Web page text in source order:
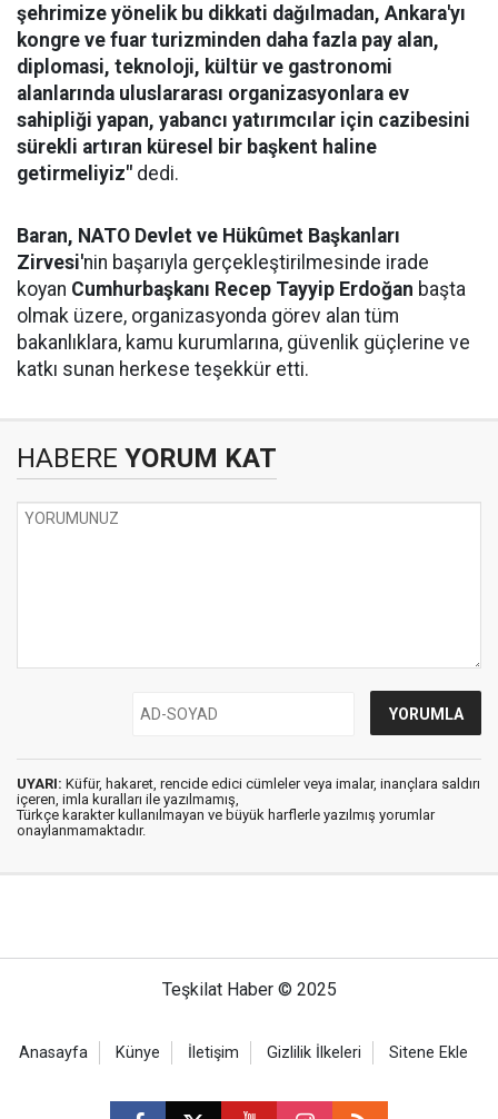
şehrimize yönelik bu dikkati dağılmadan, Ankara'yı
kongre ve fuar turizminden daha fazla pay alan,
diplomasi, teknoloji, kültür ve gastronomi
alanlarında uluslararası organizasyonlara ev
sahipliği yapan, yabancı yatırımcılar için cazibesini
sürekli artıran küresel bir başkent haline
getirmeliyiz" dedi.
Baran, NATO Devlet ve Hükûmet Başkanları
Zirvesi'nin başarıyla gerçekleştirilmesinde irade
koyan Cumhurbaşkanı Recep Tayyip Erdoğan başta
olmak üzere, organizasyonda görev alan tüm
bakanlıklara, kamu kurumlarına, güvenlik güçlerine ve
katkı sunan herkese teşekkür etti.
HABERE YORUM KAT
UYARI: Küfür, hakaret, rencide edici cümleler veya imalar, inançlara saldırı
içeren, imla kuralları ile yazılmamış,
Türkçe karakter kullanılmayan ve büyük harflerle yazılmış yorumlar
onaylanmamaktadır.
Teşkilat Haber © 2025
Anasayfa Künye İletişim Gizlilik İlkeleri Sitene Ekle